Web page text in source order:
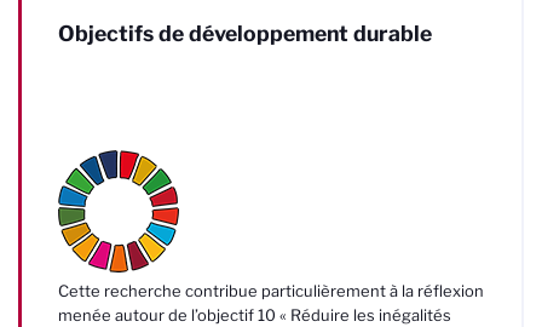
Objectifs de développement durable
Cette recherche contribue particulièrement à la réflexion
menée autour de l’objectif 10 « Réduire les inégalités